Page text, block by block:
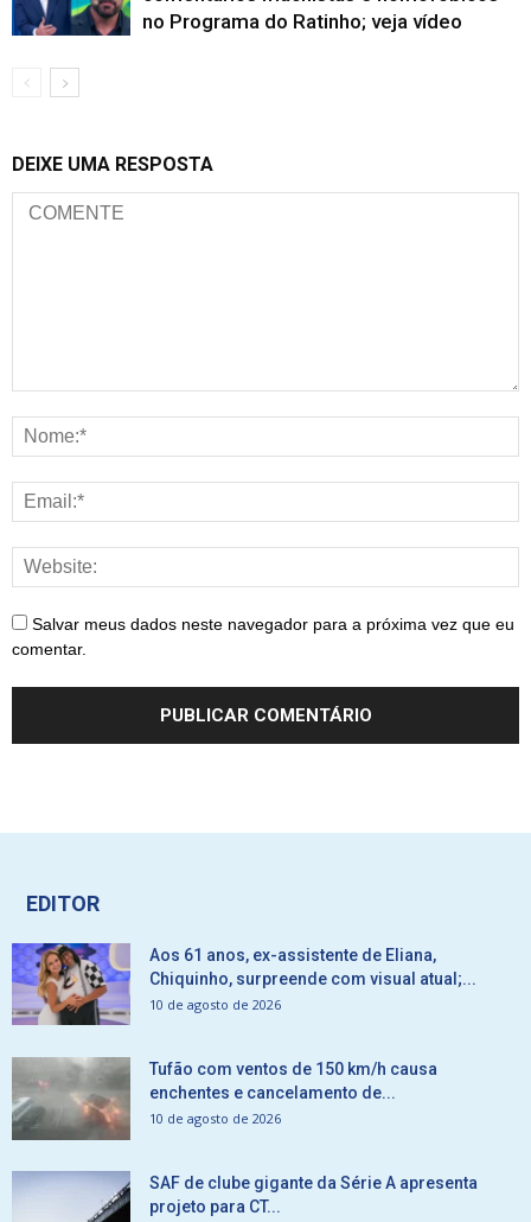
no Programa do Ratinho; veja vídeo
DEIXE UMA RESPOSTA
Salvar meus dados neste navegador para a próxima vez que eu
comentar.
EDITOR
Aos 61 anos, ex-assistente de Eliana,
Chiquinho, surpreende com visual atual;...
10 de agosto de 2026
Tufão com ventos de 150 km/h causa
enchentes e cancelamento de...
10 de agosto de 2026
SAF de clube gigante da Série A apresenta
projeto para CT...